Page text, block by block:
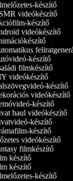
készítő
videókészítő
készítő
videókészítő
készítő
filmkészítő
videókészítő
készítő
videókészítő
haul videókészítő
készítő
készítő
videókészítő
filmkészítő
készítő
készítő
készítő